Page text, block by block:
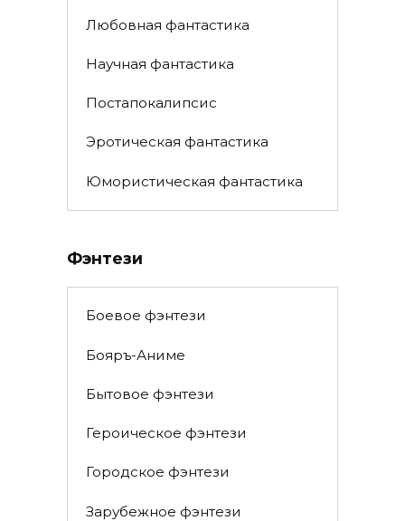
Любовная фантастика
Научная фантастика
Постапокалипсис
Эротическая фантастика
Юмористическая фантастика
Фэнтези
Боевое фэнтези
Бояръ-Аниме
Бытовое фэнтези
Героическое фэнтези
Городское фэнтези
Зарубежное фэнтези